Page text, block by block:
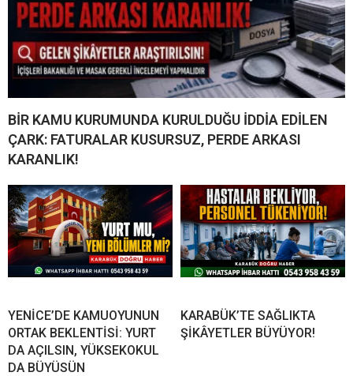
BİR KAMU KURUMUNDA KURULDUĞU İDDİA EDİLEN
ÇARK: FATURALAR KUSURSUZ, PERDE ARKASI
KARANLIK!
YENİCE’DE KAMUOYUNUN
ORTAK BEKLENTİSİ: YURT
DA AÇILSIN, YÜKSEKOKUL
DA BÜYÜSÜN
KARABÜK’TE SAĞLIKTA
ŞİKÂYETLER BÜYÜYOR!